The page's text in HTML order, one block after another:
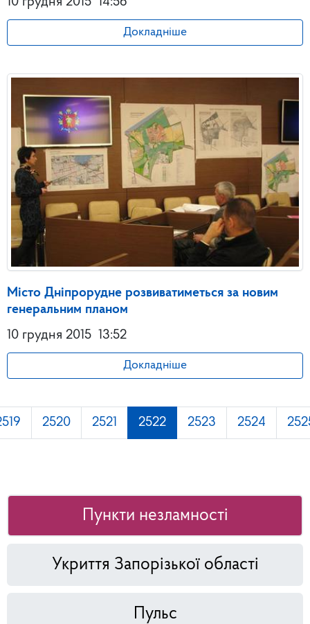
Докладніше
Місто Дніпрорудне розвиватиметься за новим
генеральним планом
10 грудня 2015 13:52
Докладніше
2520 2521 2522 2523 2524
Пункти незламності
Укриття Запорізької області
Пульс